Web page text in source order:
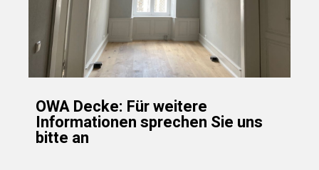
OWA Decke: Für weitere
Informationen sprechen Sie uns
bitte an